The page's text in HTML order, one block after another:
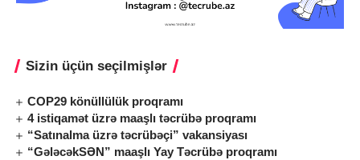
Sizin üçün seçilmişlər
COP29 könüllülük proqramı
4 istiqamət üzrə maaşlı təcrübə proqramı
“Satınalma üzrə təcrübəçi” vakansiyası
“GələcəkSƏN” maaşlı Yay Təcrübə proqramı